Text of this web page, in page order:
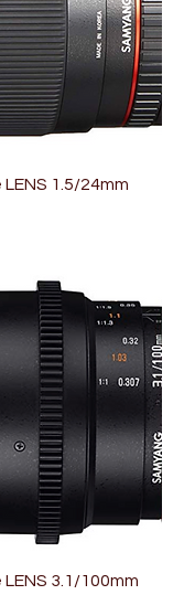
1.5/24mm
3.1/100mm